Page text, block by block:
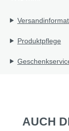
Produktpflege
AUCH